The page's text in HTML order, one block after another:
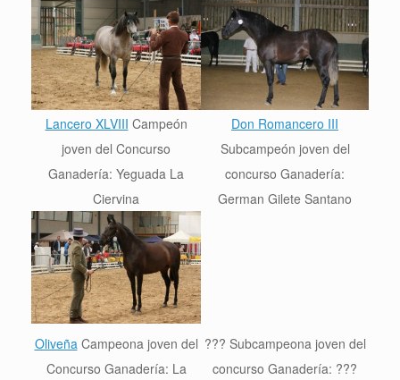
Lancero XLVIII Campeón
joven del Concurso
Ganadería: Yeguada La
Ciervina
Don Romancero III
Subcampeón joven del
concurso Ganadería:
German Gilete Santano
Oliveña Campeona joven del
Concurso Ganadería: La
??? Subcampeona joven del
concurso Ganadería: ???